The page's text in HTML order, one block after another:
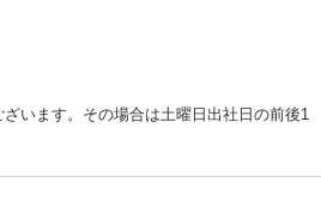
います。その場合は土曜日出社日の前後1